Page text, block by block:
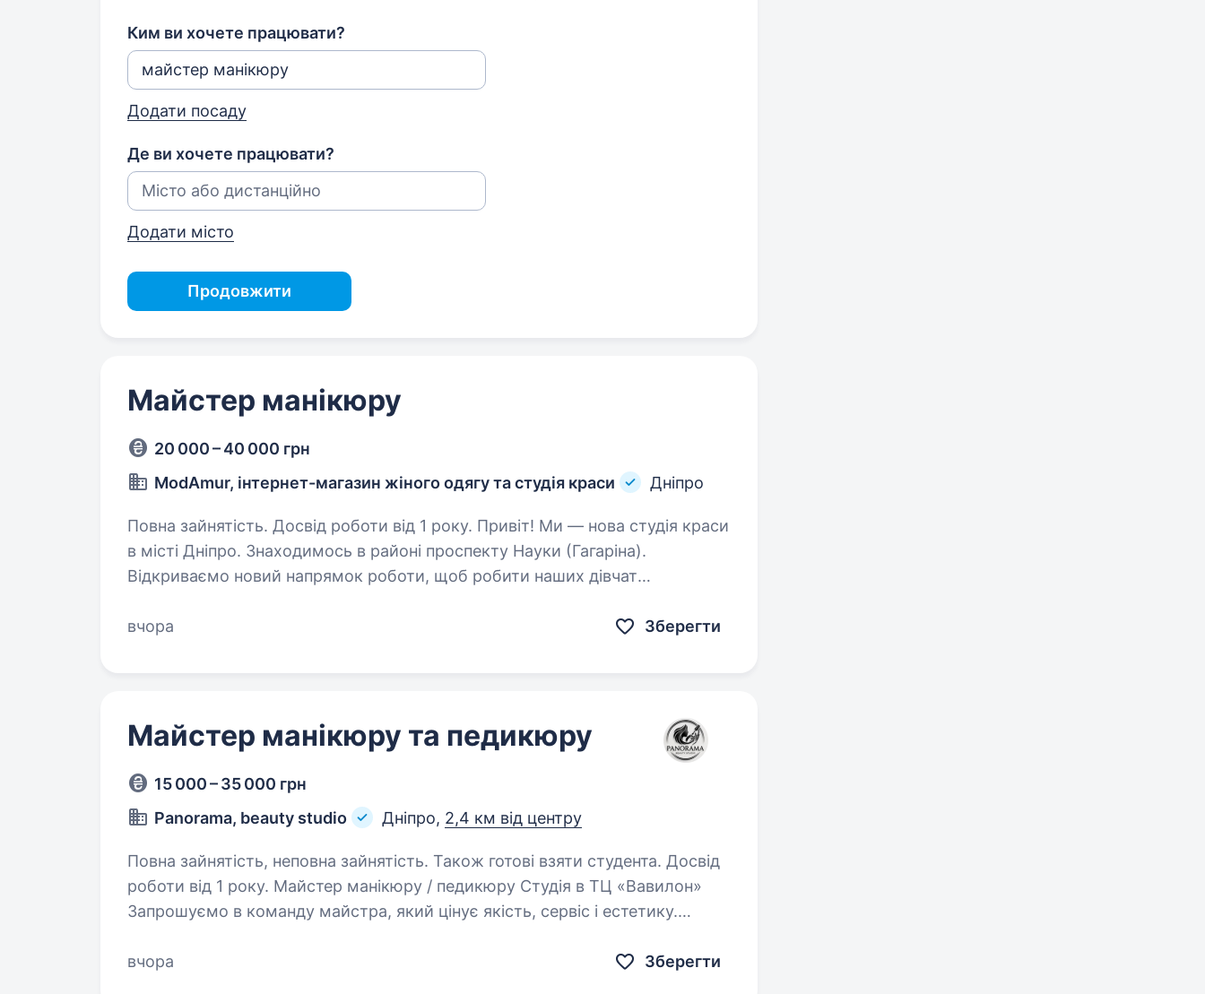
Ким ви хочете працювати?
Додати посаду
Де ви хочете працювати?
Додати місто
Продовжити
Майстер манікюру
20 000 – 40 000 грн
ModAmur, інтернет-магазин жіного одягу та студія краси
Дніпро
Повна зайнятість. Досвід роботи від 1 року. Привіт! Ми — нова студія краси
в місті Дніпро. Знаходимось в районі проспекту Науки (Гагаріна).
Відкриваємо новий напрямок роботи, щоб робити наших дівчат
вчора
Зберегти
Майстер манікюру та педикюру
15 000 – 35 000 грн
Panorama, beauty studio
Дніпро, 2,4 км від центру
Повна зайнятість, неповна зайнятість. Також готові взяти студента. Досвід
роботи від 1 року. Майстер манікюру / педикюру Студія в ТЦ «Вавилон»
Запрошуємо в команду майстра, який цінує якість, сервіс і естетику.
акуратний манікюр та педикюр…
вчора Зберегти